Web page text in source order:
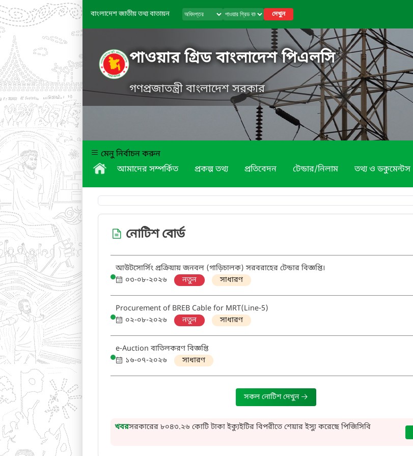
বাংলাদেশ জাতীয় তথ্য বাতায়ন দেখুন
পাওয়ার গ্রিড বাংলাদেশ পিএলসি
গণপ্রজাতন্ত্রী বাংলাদেশ সরকার
মেনু নির্বাচন করুন
আমাদের সম্পর্কিত
প্রকল্প তথ্য প্রতিবেদন টেন্ডার/নিলাম তথ্য ও ডকুমেন্টস
নোটিশ বোর্ড
আউটসোর্সিং প্রক্রিয়ায় জনবল (গাড়িচালক) সরবরাহের টেন্ডার বিজ্ঞপ্তি।
০৩-০৮-২০২৬
নতুন সাধারণ
Procurement of BREB Cable for MRT(Line-5)
০২-০৮-২০২৬
নতুন সাধারণ
e-Auction বাতিলকরণ বিজ্ঞপ্তি
১৬-০৭-২০২৬
সাধারণ
সকল নোটিশ দেখুন
খবরসরকারের ৮০৪৩.২৬ কোটি টাকা ইক্যুইটির বিপরীতে শেয়ার ইস্যু করেছে পিজিসিবি